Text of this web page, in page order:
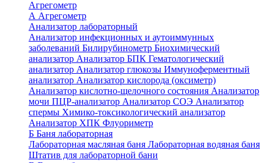
Агрегометр
А Агрегометр
Анализатор лабораторный
Анализатор инфекционных и аутоиммунных
заболеваний Билирубинометр Биохимический
анализатор Анализатор БПК Гематологический
анализатор Анализатор глюкозы Иммуноферментный
анализатор Анализатор кислорода (оксиметр)
Анализатор кислотно-щелочного состояния Анализатор
мочи ПЦР-анализатор Анализатор СОЭ Анализатор
спермы Химико-токсикологический анализатор
Анализатор ХПК Флуориметр
Б Баня лабораторная
Лабораторная масляная баня Лабораторная водяная баня
Штатив для лабораторной бани